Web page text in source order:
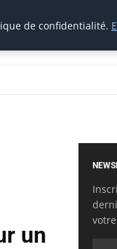
un
de confidentialité.